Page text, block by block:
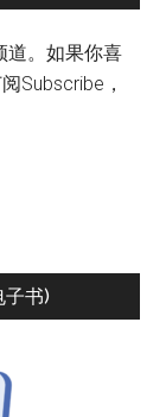
道。如果你喜
Subscribe，
子书)